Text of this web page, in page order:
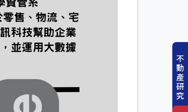
不
動
產
研
究